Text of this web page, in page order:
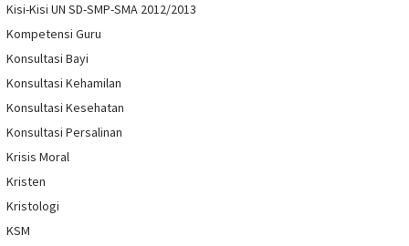
Kisi-Kisi UN SD-SMP-SMA 2012/2013
Kompetensi Guru
Konsultasi Bayi
Konsultasi Kehamilan
Konsultasi Kesehatan
Konsultasi Persalinan
Krisis Moral
Kristen
Kristologi
KSM